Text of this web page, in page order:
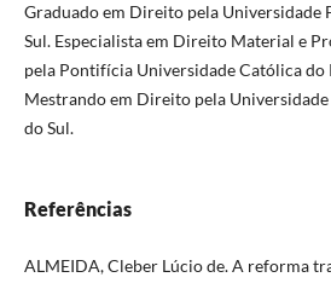
Graduado em Direito pela Universidade
Sul. Especialista em Direito Material e
pela Pontifícia Universidade Católica do
Mestrando em Direito pela
do Sul.
Referências
ALMEIDA, Cleber Lúcio de. A reforma